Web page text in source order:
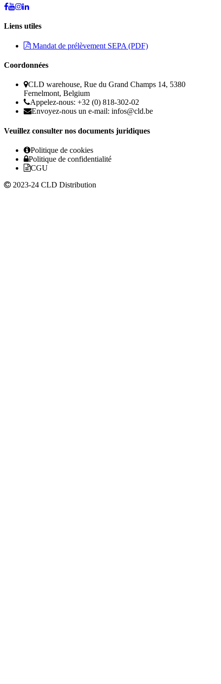
Liens utiles
Mandat de prélèvement SEPA (PDF)
Coordonnées
CLD warehouse, Rue du Grand Champs 14, 5380
Fernelmont, Belgium
Appelez-nous: +32 (0) 818-302-02
Envoyez-nous un e-mail: infos@cld.be
Veuillez consulter nos documents juridiques
Politique de cookies
Politique de confidentialité
CGU
2023-24 CLD Distribution